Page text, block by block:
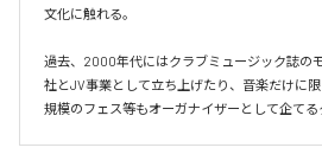
文化に触れる。
過去、2000年代にはクラブミュージック誌の
社とJV事業として立ち上げたり、音楽だけに
規模のフェス等もオーガナイザーとして企てる